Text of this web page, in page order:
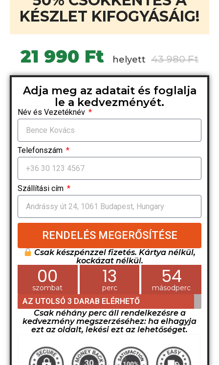
KÉSZLET KIFOGYÁSÁIG!
21 990 Ft helyett 43 980 Ft
Adja meg az adatait és foglalja
le a kedvezményét.
Név és Vezetéknév
Telefonszám
Szállítási cím
RENDELÉS MEGERŐSÍTÉSE
Csak készpénzzel fizetés. Kártya nélkül,
kockázat nélkül.
00
szombat 13
perc 53
másodperc
AZ UTOLSÓ 3 DARAB ELÉRHETŐ
Csak néhány perc áll rendelkezésre a
kedvezmény megszerzéséhez: ha elhagyja
ezt az oldalt, lekési ezt az lehetőséget.